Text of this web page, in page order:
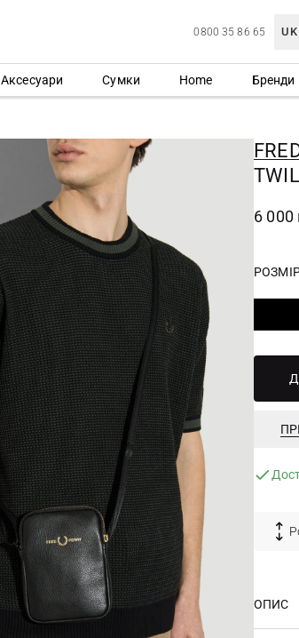
0800 35 86 65 UK
Аксесуари Сумки Home Бренди
6 000
ОПИС